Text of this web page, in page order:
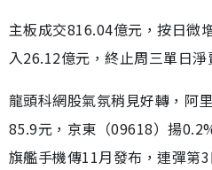
主板成交816.04億元，按日微
入26.12億元，終止周三單日淨
龍頭科網股氣氛稍見好轉，阿
85.9元，京東（09618）揚
旗艦手機傳11月發布，連彈第